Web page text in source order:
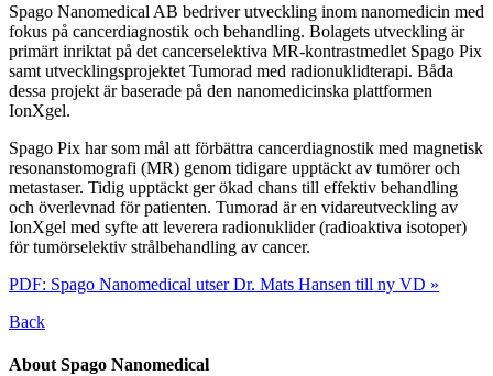
Spago Nanomedical AB bedriver utveckling inom nanomedicin med
fokus på cancerdiagnostik och behandling. Bolagets utveckling är
primärt inriktat på det cancerselektiva MR-kontrastmedlet Spago Pix
samt utvecklingsprojektet Tumorad med radionuklidterapi. Båda
dessa projekt är baserade på den nanomedicinska plattformen
IonXgel.
Spago Pix har som mål att förbättra cancerdiagnostik med magnetisk
resonanstomografi (MR) genom tidigare upptäckt av tumörer och
metastaser. Tidig upptäckt ger ökad chans till effektiv behandling
och överlevnad för patienten. Tumorad är en vidareutveckling av
IonXgel med syfte att leverera radionuklider (radioaktiva isotoper)
för tumörselektiv strålbehandling av cancer.
PDF: Spago Nanomedical utser Dr. Mats Hansen till ny VD »
Back
About Spago Nanomedical